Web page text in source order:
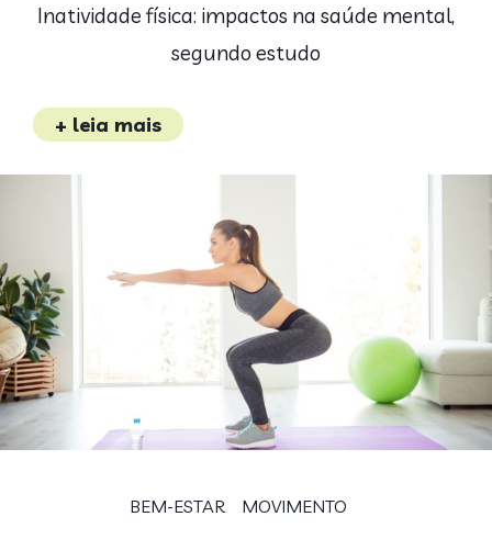
Inatividade física: impactos na saúde mental,
segundo estudo
+ leia mais
BEM-ESTAR MOVIMENTO